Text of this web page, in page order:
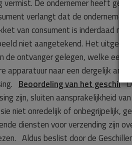
vermist. De ondernemer heeft
verlangt dat de ondernemer
van consument is inderdaad
niet aangetekend. Het
de ontvanger gelegen, welke een
apparatuur naar een dergelijk
Beoordeling van het geschil
zijn, sluiten aansprakelijkheid
niet onredelijk of onbegrijpelijk,
diensten voor verzending zijn
Aldus beslist door de